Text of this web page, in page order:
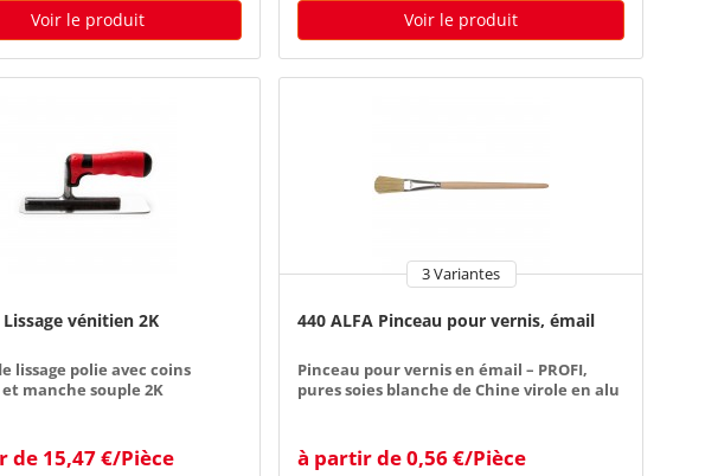
Voir le produit Voir le produit
vénitien 2K
lissage polie avec coins
manche souple 2K
de 15,47 €/Pièce
3 Variantes
440 ALFA Pinceau pour vernis, émail
Pinceau pour vernis en émail – PROFI,
pures soies blanche de Chine virole en alu
à partir de 0,56 €/Pièce